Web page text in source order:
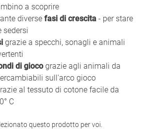
a scoprire
diverse fasi di crescita - per stare
sedersi
grazie a specchi, sonagli e animali
di gioco grazie agli animali da
sull'arco gioco
al tessuto di cotone facile da
C
questo prodotto per voi.